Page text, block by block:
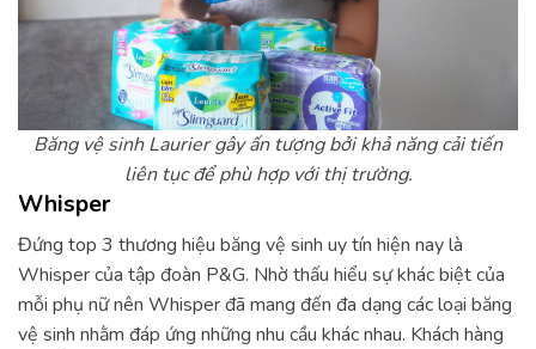
Băng vệ sinh Laurier gây ấn tượng bởi khả năng cải tiến
liên tục để phù hợp với thị trường.
Whisper
Đứng top 3 thương hiệu băng vệ sinh uy tín hiện nay là
Whisper của tập đoàn P&G. Nhờ thấu hiểu sự khác biệt của
mỗi phụ nữ nên Whisper đã mang đến đa dạng các loại băng
vệ sinh nhằm đáp ứng những nhu cầu khác nhau. Khách hàng